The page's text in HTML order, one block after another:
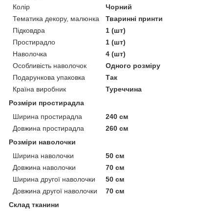
Колір
Чорний
Тематика декору, малюнка
Тваринні принти
Підковдра
1 (шт)
Простирадло
1 (шт)
Наволочка
4 (шт)
Особливість наволочок
Одного розміру
Подарункова упаковка
Так
Країна виробник
Туреччина
Розміри простирадла
Ширина простирадла
240 см
Довжина простирадла
260 см
Розміри наволочки
Ширина наволочки
50 см
Довжина наволочки
70 см
Ширина другої наволочки
50 см
Довжина другої наволочки
70 см
Склад тканини